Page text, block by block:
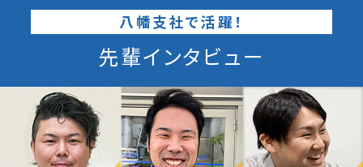
八幡支社で活躍！
先輩インタビュー